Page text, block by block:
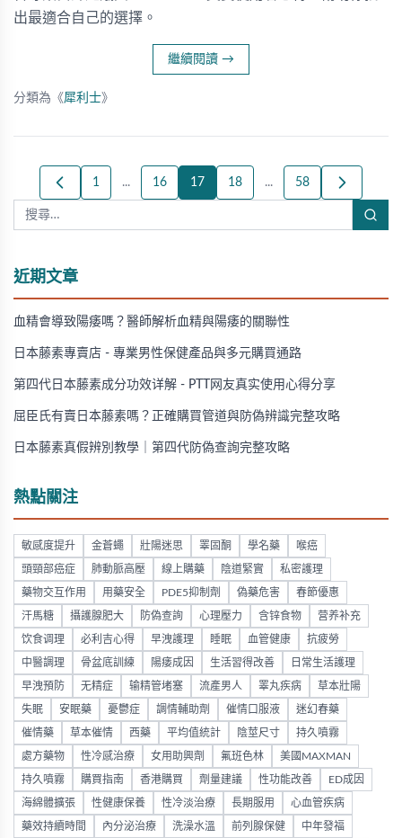
出最適合自己的選擇。
繼續閱讀 →
分類為《犀利士》
1 ... 16 17 18 ... 58
近期文章
血精會導致陽痿嗎？醫師解析血精與陽痿的關聯性
日本藤素專賣店 - 專業男性保健產品與多元購買通路
第四代日本藤素成分功效详解 - PTT网友真实使用心得分享
屈臣氏有賣日本藤素嗎？正確購買管道與防偽辨識完整攻略
日本藤素真假辨別教學｜第四代防偽查詢完整攻略
熱點關注
敏感度提升 金蒼蠅 壯陽迷思 睪固酮 學名藥 喉癌
頭頸部癌症 肺動脈高壓 線上購藥 陰道緊實 私密護理
藥物交互作用 用藥安全 PDE5抑制劑 偽藥危害 春節優惠
汗馬糖 攝護腺肥大 防偽查詢 心理壓力 含锌食物 营养补充
饮食调理 必利吉心得 早洩護理 睡眠 血管健康 抗疲勞
中醫調理 骨盆底訓練 陽痿成因 生活習得改善 日常生活護理
早洩預防 无精症 输精管堵塞 流產男人 睪丸疾病 草本壯陽
失眠 安眠藥 憂鬱症 調情輔助劑 催情口服液 迷幻春藥
催情藥 草本催情 西藥 平均值統計 陰莖尺寸 持久噴霧
處方藥物 性冷感治療 女用助興劑 氟班色林 美國MAXMAN
持久噴霧 購買指南 香港購買 劑量建議 性功能改善 ED成因
海綿體擴張 性健康保養 性冷淡治療 長期服用 心血管疾病
藥效持續時間 內分泌治療 洗澡水溫 前列腺保健 中年發福